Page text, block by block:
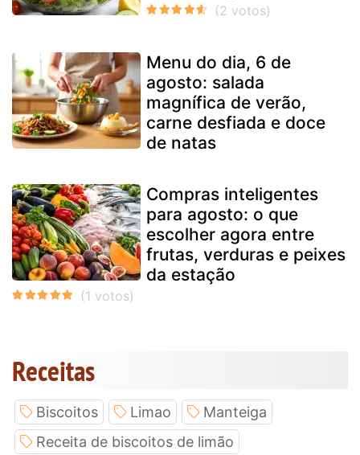
Menu do dia, 6 de
agosto: salada
magnífica de verão,
carne desfiada e doce
de natas
Compras inteligentes
para agosto: o que
escolher agora entre
frutas, verduras e peixes
da estação
Receitas
Biscoitos Limao
Manteiga
Receita de biscoitos de limão